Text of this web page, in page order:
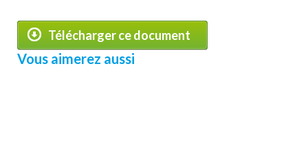
Télécharger ce document
Vous aimerez aussi